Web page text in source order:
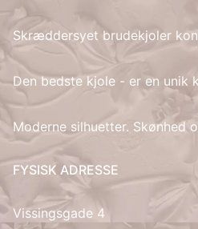
Skræddersyet brudekjoler
Den bedste kjole - er en unik
Moderne silhuetter. Skønhed
FYSISK ADRESSE
Vissingsgade 4